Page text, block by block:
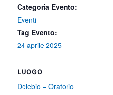
Categoria Evento:
Eventi
Tag Evento:
24 aprile 2025
LUOGO
Delebio – Oratorio